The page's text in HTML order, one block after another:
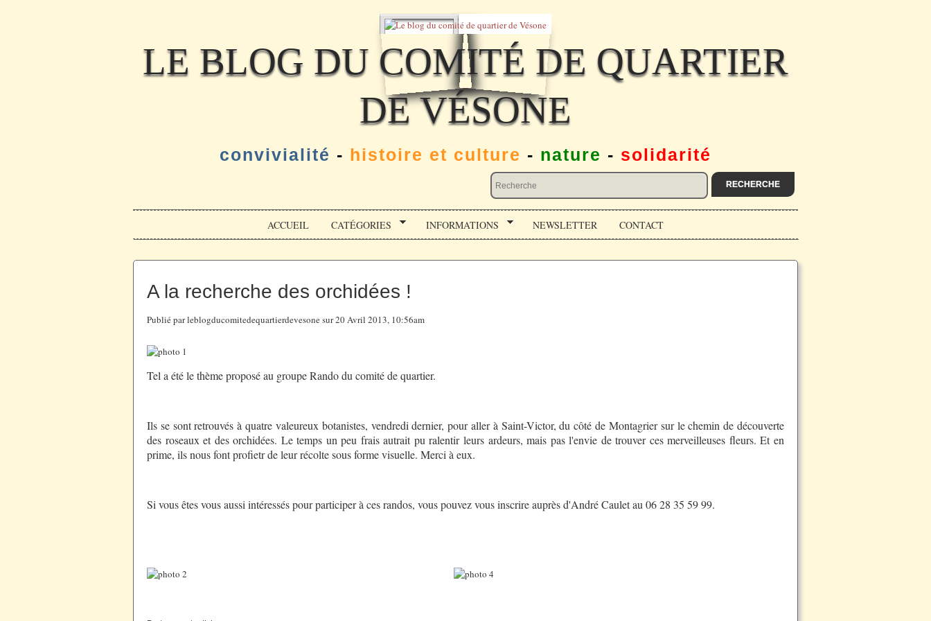
LE BLOG DU COMITÉ DE QUARTIER
DE VÉSONE
convivialité - histoire et culture - nature - solidarité
ACCUEIL CATÉGORIES INFORMATIONS NEWSLETTER CONTACT
A la recherche des orchidées !
Publié par leblogducomitedequartierdevesone sur 20 Avril 2013, 10:56am
Tel a été le thème proposé au groupe Rando du comité de quartier.
Ils se sont retrouvés à quatre valeureux botanistes, vendredi dernier, pour aller à Saint-Victor, du côté de Montagrier sur le chemin de découverte
des roseaux et des orchidées. Le temps un peu frais autrait pu ralentir leurs ardeurs, mais pas l'envie de trouver ces merveilleuses fleurs. Et en
prime, ils nous font profietr de leur récolte sous forme visuelle. Merci à eux.
Si vous êtes vous aussi intéressés pour participer à ces randos, vous pouvez vous inscrire auprès d'André Caulet au 06 28 35 59 99.